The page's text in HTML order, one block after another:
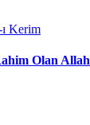
Kerim
Olan Allah